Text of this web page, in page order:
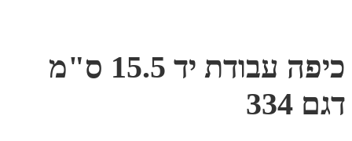
כיפה עבודת יד 15.5 ס"מ
דגם 334